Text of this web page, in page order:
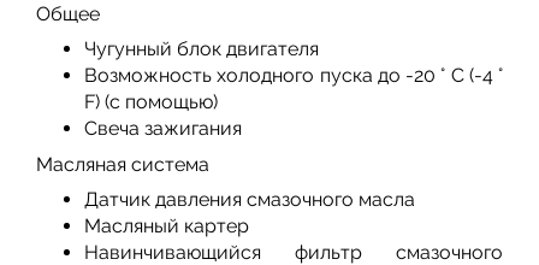
Общее
Чугунный блок двигателя
Возможность холодного пуска до -20 ° C (-4 °
F) (с помощью)
Свеча зажигания
Масляная система
Датчик давления смазочного масла
Масляный картер
Навинчивающийся фильтр смазочного